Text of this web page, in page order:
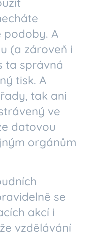
podoby. A
(a zároveň i
ta správná
tisk. A
tak ani
ve
datovou
orgánům
se
akcí i
vzdělávání